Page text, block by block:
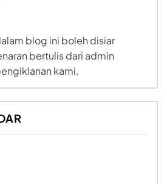
blog ini boleh disiar
bertulis dari admin
kami.